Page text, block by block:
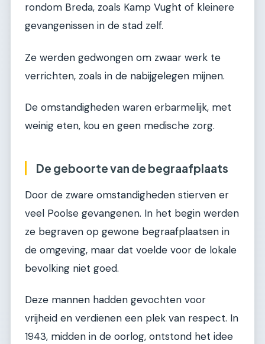
rondom Breda, zoals Kamp Vught of kleinere
gevangenissen in de stad zelf.
Ze werden gedwongen om zwaar werk te
verrichten, zoals in de nabijgelegen mijnen.
De omstandigheden waren erbarmelijk, met
weinig eten, kou en geen medische zorg.
De geboorte van de begraafplaats
Door de zware omstandigheden stierven er
veel Poolse gevangenen. In het begin werden
ze begraven op gewone begraafplaatsen in
de omgeving, maar dat voelde voor de lokale
bevolking niet goed.
Deze mannen hadden gevochten voor
vrijheid en verdienen een plek van respect. In
1943, midden in de oorlog, ontstond het idee